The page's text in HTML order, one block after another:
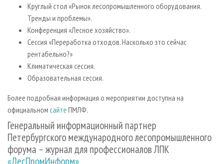
Круглый стол «Рынок лесопромышленного оборудования.
Тренды и проблемы».
Конференция «Лесное хозяйство».
Сессия «Переработка отходов. Насколько это сейчас
рентабельно?»
Климатическая сессия.
Образовательная сессия.
Более подробная информация о мероприятии доступна на
официальном сайте ПМЛФ.
Генеральный информационный партнер
Петербургского международного лесопромышленного
форума – журнал для профессионалов ЛПК
«ЛесПромИнформ».